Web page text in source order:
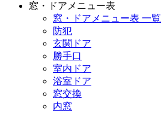
窓・ドアメニュー表
窓・ドアメニュー表 一覧
防犯
玄関ドア
勝手口
室内ドア
浴室ドア
窓交換
内窓